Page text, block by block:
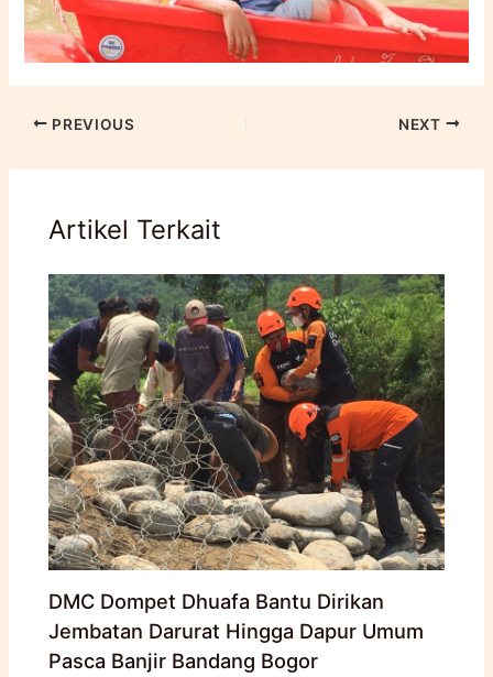
PREVIOUS NEXT
Artikel Terkait
DMC Dompet Dhuafa Bantu Dirikan
Jembatan Darurat Hingga Dapur Umum
Pasca Banjir Bandang Bogor